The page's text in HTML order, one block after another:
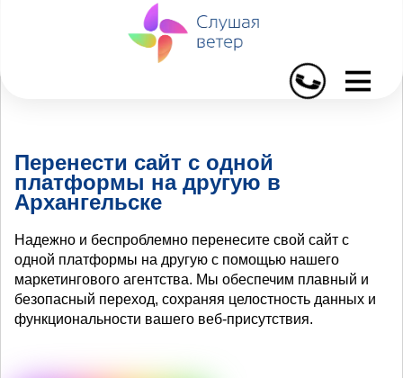
I
Перенести сайт с одной
платформы на другую в
Архангельске
Надежно и беспроблемно перенесите свой сайт с
одной платформы на другую с помощью нашего
маркетингового агентства. Мы обеспечим плавный и
безопасный переход, сохраняя целостность данных и
функциональности вашего веб-присутствия.